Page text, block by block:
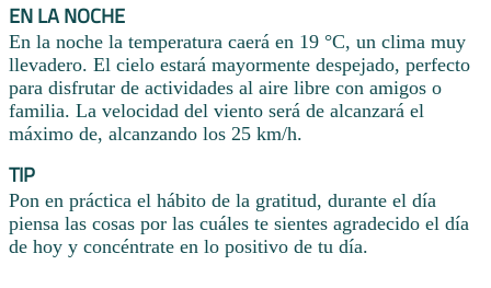
EN LA NOCHE
En la noche la temperatura caerá en 19 °C, un clima muy
llevadero. El cielo estará mayormente despejado, perfecto
para disfrutar de actividades al aire libre con amigos o
familia. La velocidad del viento será de alcanzará el
máximo de, alcanzando los 25 km/h.
TIP
Pon en práctica el hábito de la gratitud, durante el día
piensa las cosas por las cuáles te sientes agradecido el día
de hoy y concéntrate en lo positivo de tu día.